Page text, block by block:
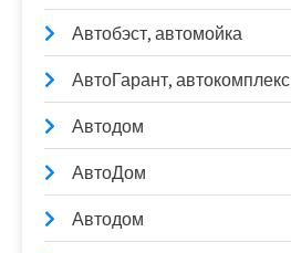
Автобэст, автомойка
АвтоГарант, автокомплекс
Автодом
АвтоДом
Автодом